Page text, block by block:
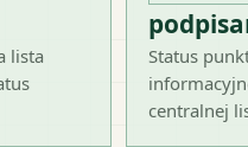
lista
Status
centralnej